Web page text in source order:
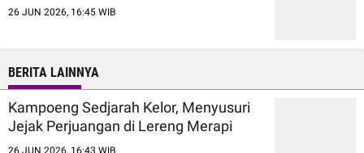
26 JUN 2026, 16:45 WIB
BERITA LAINNYA
Kampoeng Sedjarah Kelor, Menyusuri
Jejak Perjuangan di Lereng Merapi